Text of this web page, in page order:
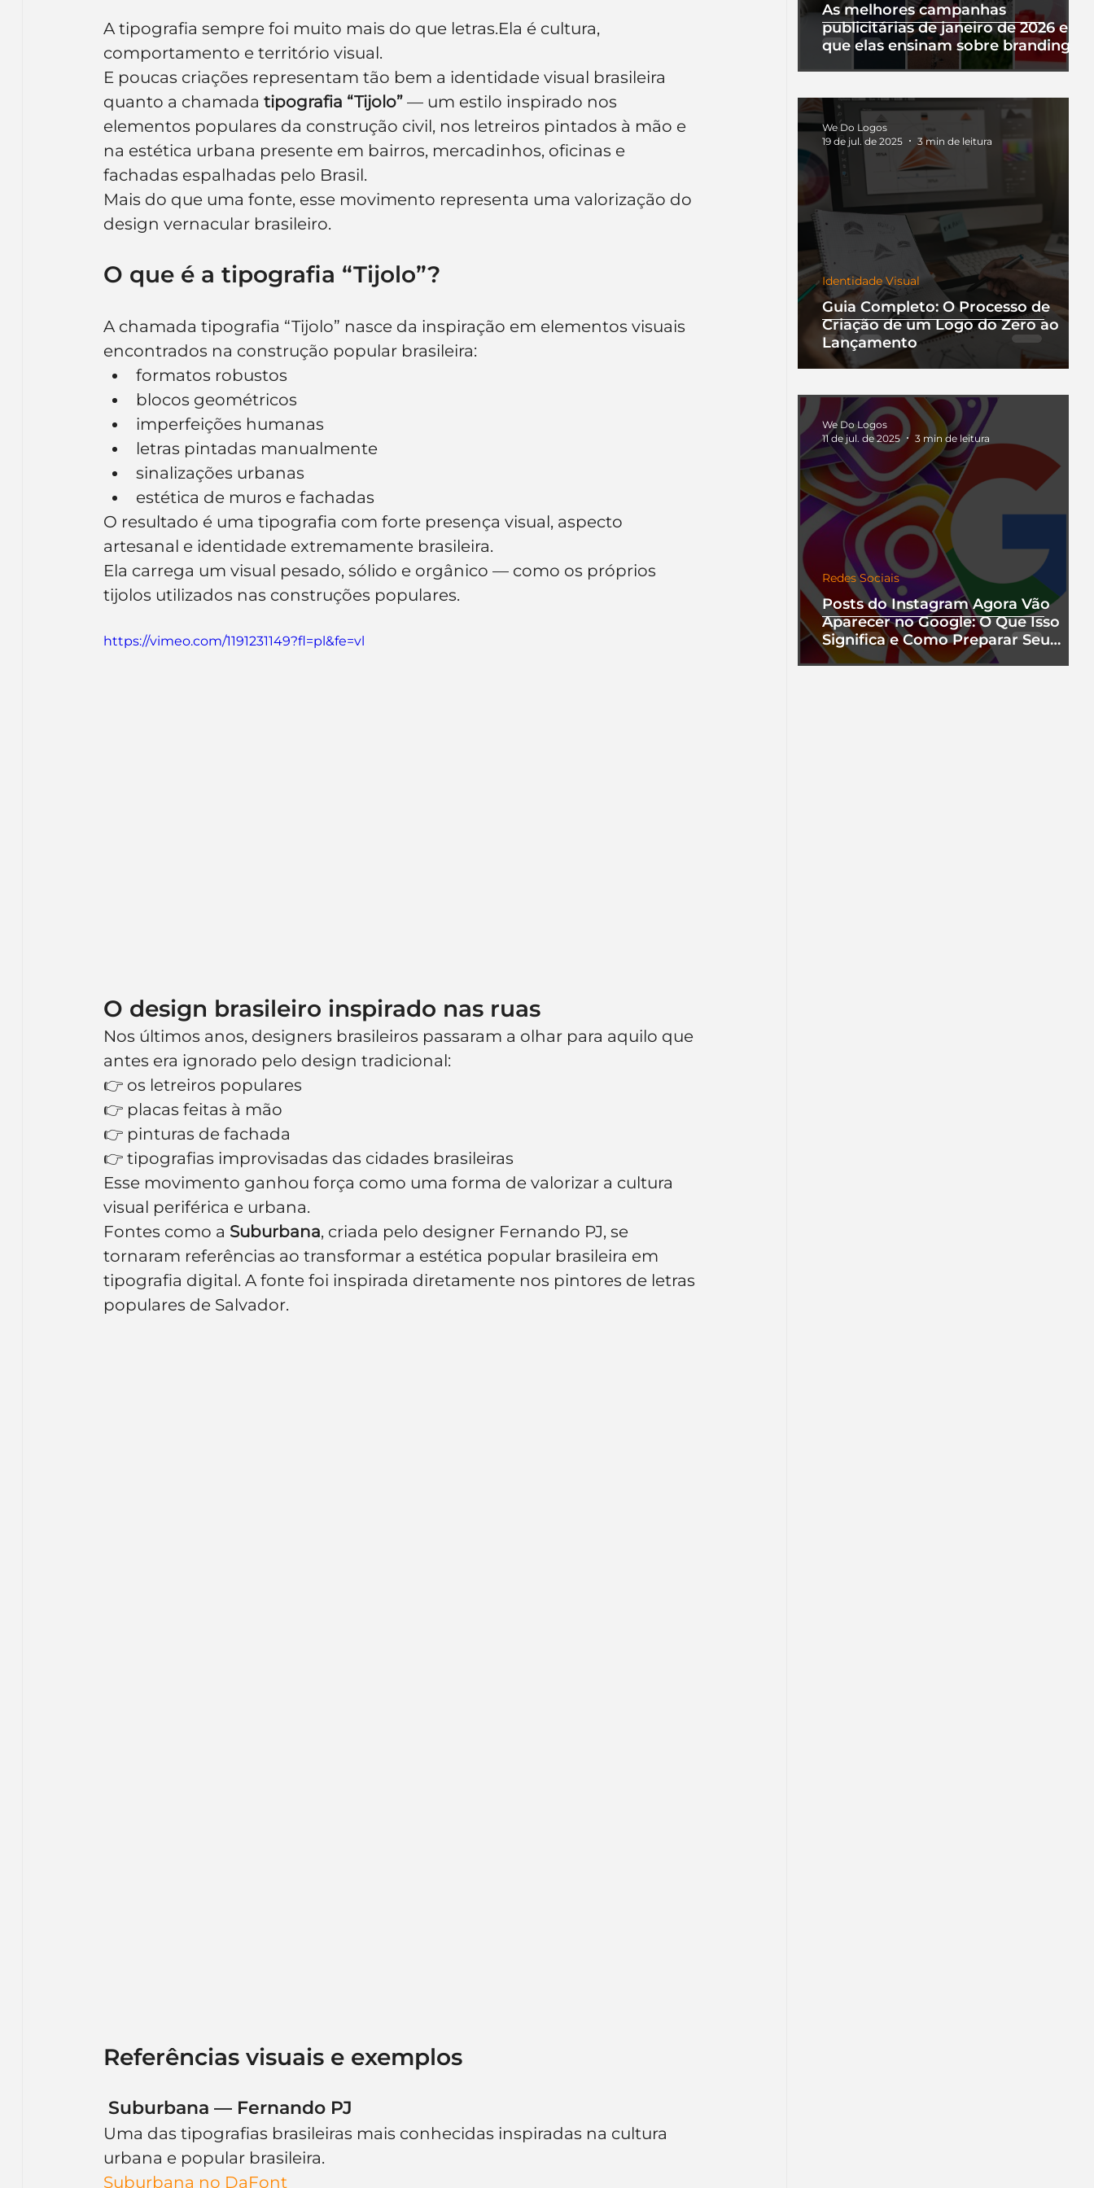
As melhores campanhas
publicitárias de janeiro de 2026 e o
que elas ensinam sobre branding
Guia Completo: O Processo de
Criação de um Logo do Zero ao
Lançamento
Identidade Visual
We Do Logos
19 de jul. de 2025
3 min de leitura
Posts do Instagram Agora Vão
Aparecer no Google: O Que Isso
Significa e Como Preparar Seu
Perfil
Redes Sociais
We Do Logos
11 de jul. de 2025
3 min de leitura
A tipografia sempre foi muito mais do que letras.Ela é cultura,
comportamento e território visual.
E poucas criações representam tão bem a identidade visual brasileira
quanto a chamada tipografia “Tijolo” — um estilo inspirado nos
elementos populares da construção civil, nos letreiros pintados à mão e
na estética urbana presente em bairros, mercadinhos, oficinas e
fachadas espalhadas pelo Brasil.
Mais do que uma fonte, esse movimento representa uma valorização do
design vernacular brasileiro.
O que é a tipografia “Tijolo”?
A chamada tipografia “Tijolo” nasce da inspiração em elementos visuais
encontrados na construção popular brasileira:
formatos robustos
blocos geométricos
imperfeições humanas
letras pintadas manualmente
sinalizações urbanas
estética de muros e fachadas
O resultado é uma tipografia com forte presença visual, aspecto
artesanal e identidade extremamente brasileira.
Ela carrega um visual pesado, sólido e orgânico — como os próprios
tijolos utilizados nas construções populares.
https://vimeo.com/1191231149?fl=pl&fe=vl
O design brasileiro inspirado nas ruas
Nos últimos anos, designers brasileiros passaram a olhar para aquilo que
antes era ignorado pelo design tradicional:
👉 os letreiros populares
👉 placas feitas à mão
👉 pinturas de fachada
👉 tipografias improvisadas das cidades brasileiras
Esse movimento ganhou força como uma forma de valorizar a cultura
visual periférica e urbana.
Fontes como a Suburbana, criada pelo designer Fernando PJ, se
tornaram referências ao transformar a estética popular brasileira em
tipografia digital. A fonte foi inspirada diretamente nos pintores de letras
populares de Salvador.
Referências visuais e exemplos
Suburbana — Fernando PJ
Uma das tipografias brasileiras mais conhecidas inspiradas na cultura
urbana e popular brasileira.
Suburbana no DaFont